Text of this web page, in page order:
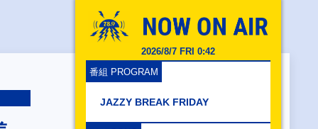
2026/8/7 FRI 0:42
番組 PROGRAM
JAZZY BREAK FRIDAY